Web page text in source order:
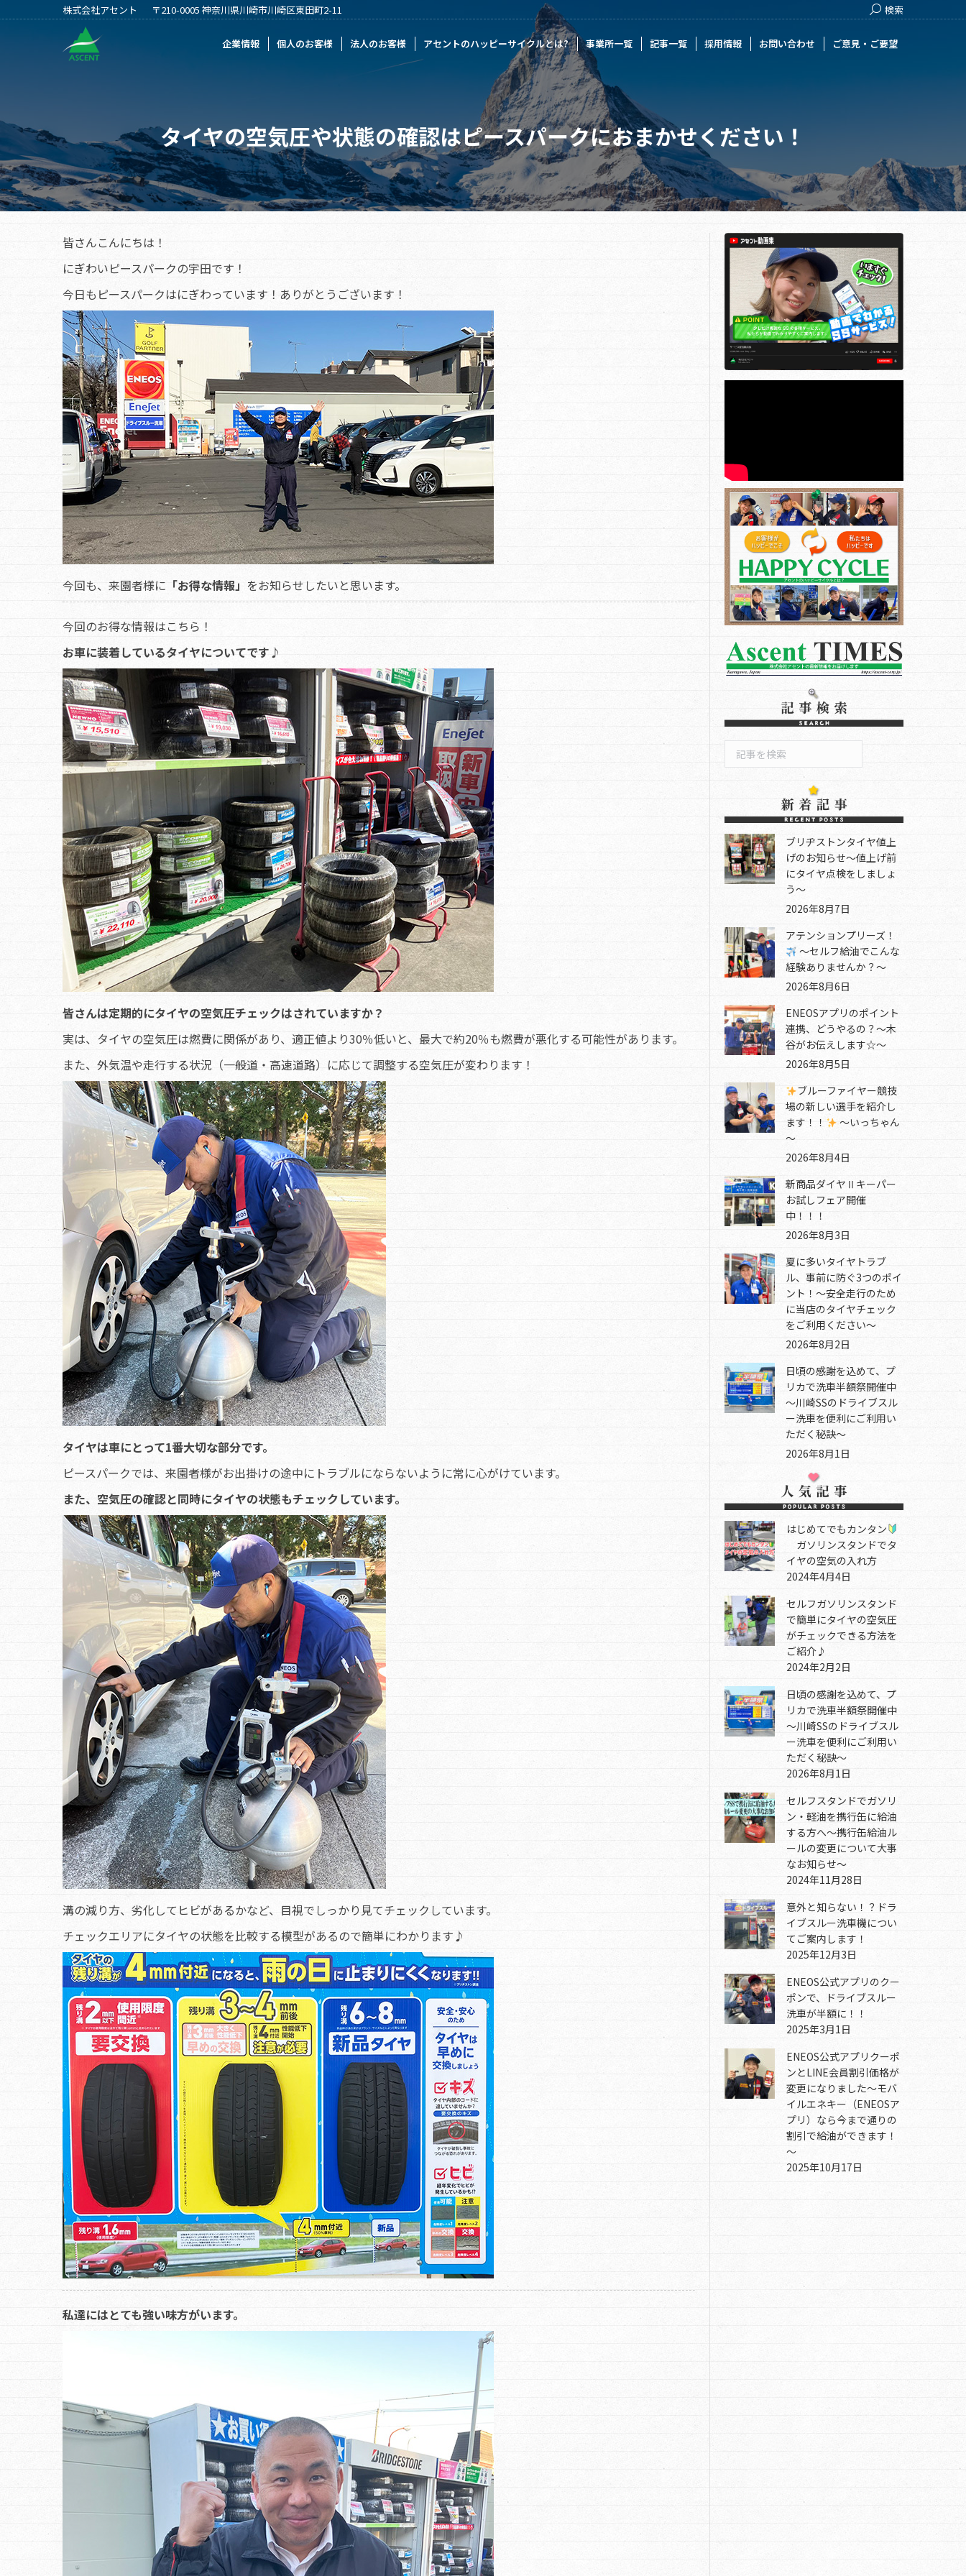
株式会社アセント 〒210-0005 神奈川県川崎市川崎区東田町2-11 Search:
検索
企業情報 個人のお客様 法人のお客様 アセントのハッピーサイクルとは? 事業所一覧 記事一覧 採用情報 お問い合わせ ご意見・ご要望
タイヤの空気圧や状態の確認はピースパークにおまかせください！
皆さんこんにちは！
にぎわいピースパークの宇田です！
今日もピースパークはにぎわっています！ありがとうございます！
今回も、来園者様に 「お得な情報」 をお知らせしたいと思います。
今回のお得な情報はこちら！
お車に装着しているタイヤについてです♪
皆さんは定期的にタイヤの空気圧チェックはされていますか？
実は、タイヤの空気圧は燃費に関係があり、適正値より30％低いと、最大で約20％も燃費が悪化する可能性があります。
また、外気温や走行する状況（一般道・高速道路）に応じて調整する空気圧が変わります！
タイヤは車にとって1番大切な部分です。
ピースパークでは、来園者様がお出掛けの途中にトラブルにならないように常に心がけています。
また、空気圧の確認と同時にタイヤの状態もチェックしています。
溝の減り方、劣化してヒビがあるかなど、目視でしっかり見てチェックしています。
チェックエリアにタイヤの状態を比較する模型があるので簡単にわかります♪
私達にはとても強い味方がいます。
索
ブリヂストンタイヤ値上
げのお知らせ～値上げ前
にタイヤ点検をしましょ
う～
2026年8月7日
アテンションプリーズ！
～セルフ給油でこんな
経験ありませんか？～
2026年8月6日
ENEOSアプリのポイント
連携、どうやるの？～木
谷がお伝えします☆～
2026年8月5日
ブルーファイヤー競技
場の新しい選手を紹介し
ます！！
～いっちゃん
～
2026年8月4日
新商品ダイヤⅡキーパー
お試しフェア開催
中！！！
2026年8月3日
夏に多いタイヤトラブ
ル、事前に防ぐ3つのポイ
ント！～安全走行のため
に当店のタイヤチェック
をご利用ください～
2026年8月2日
日頃の感謝を込めて、プ
リカで洗車半額祭開催中
～川崎SSのドライブスル
ー洗車を便利にご利用い
ただく秘訣～
2026年8月1日
はじめてでもカンタン
ガソリンスタンドでタ
イヤの空気の入れ方
2024年4月4日
セルフガソリンスタンド
で簡単にタイヤの空気圧
がチェックできる方法を
ご紹介♪
2024年2月2日
日頃の感謝を込めて、プ
リカで洗車半額祭開催中
～川崎SSのドライブスル
ー洗車を便利にご利用い
ただく秘訣～
2026年8月1日
セルフスタンドでガソリ
ン・軽油を携行缶に給油
する方へ～携行缶給油ル
ールの変更について大事
なお知らせ～
2024年11月28日
意外と知らない！？ドラ
イブスルー洗車機につい
てご案内します！
2025年12月3日
ENEOS公式アプリのクー
ポンで、ドライブスルー
洗車が半額に！！
2025年3月1日
ENEOS公式アプリクーポ
ンとLINE会員割引価格が
変更になりました～モバ
イルエネキー（ENEOSア
プリ）なら今まで通りの
割引で給油ができます！
～
2025年10月17日
企業情報 個人のお客様 法人のお客様 事業所一覧